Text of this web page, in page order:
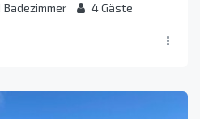
Badezimmer 4Gäste